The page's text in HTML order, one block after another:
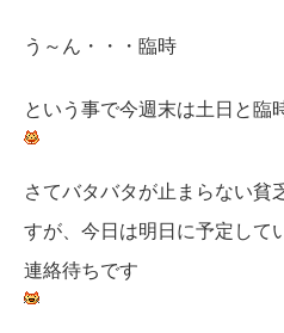
う～ん・・・臨時
という事で今週末は土日と臨
さてバタバタが止まらない貧
すが、今日は明日に予定して
連絡待ちです